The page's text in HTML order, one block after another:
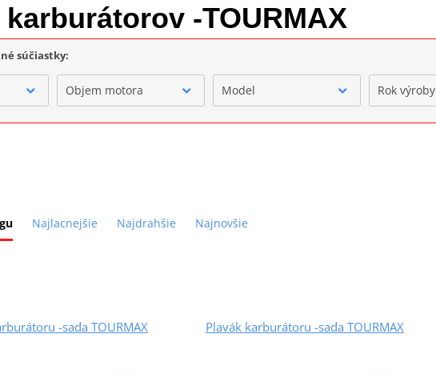
-TOURMAX
súčiastky:
Objem motora Model Rok výroby
Najlacnejšie Najdrahšie Najnovšie
-sada TOURMAX Plavák karburátoru -sada TOURMAX